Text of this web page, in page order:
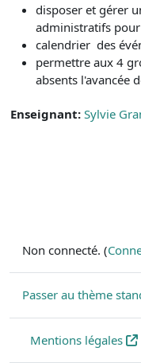
disposer et gérer
administratifs pour
calendrier des
permettre aux 4
absents l'avancée
Enseignant: Sylvie
Non connecté. (
Passer au thème
Mentions légales